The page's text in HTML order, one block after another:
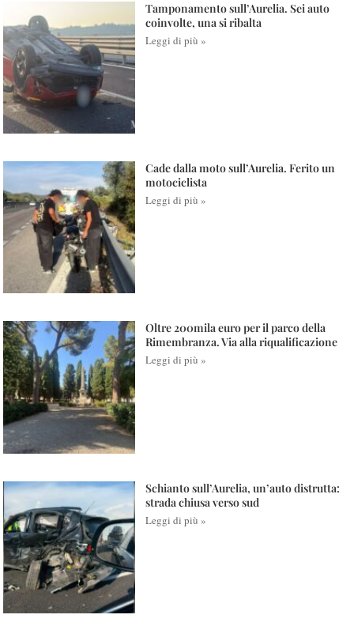
Tamponamento sull’Aurelia. Sei auto
coinvolte, una si ribalta
Leggi di più »
Cade dalla moto sull’Aurelia. Ferito un
motociclista
Leggi di più »
Oltre 200mila euro per il parco della
Rimembranza. Via alla riqualificazione
Leggi di più »
Schianto sull’Aurelia, un’auto distrutta:
strada chiusa verso sud
Leggi di più »